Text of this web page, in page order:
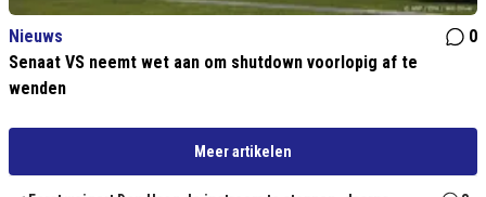
Nieuws
0
Senaat VS neemt wet aan om shutdown voorlopig af te
wenden
Meer artikelen